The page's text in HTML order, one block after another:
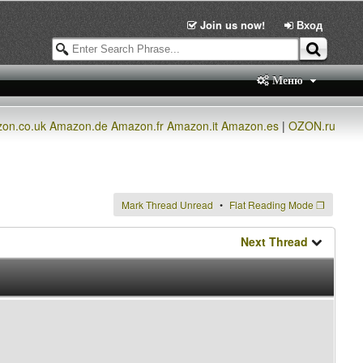
Join us now! Вход
Меню
Amazon.de Amazon.fr Amazon.it Amazon.es |OZON.ru
Mark Thread Unread Flat Reading Mode❐
Next Thread